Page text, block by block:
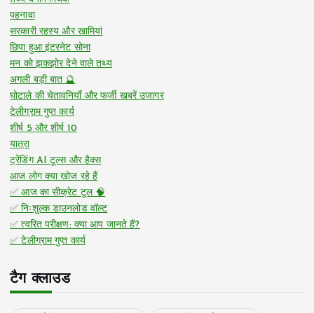
पहनावा
सरकारी रहस्य और खामियां
छिपा हुआ इंटरनेट सोना
मन को झकझोर देने वाले तथ्य
अगली बड़ी बात 🔮
घोटाले की चेतावनियाँ और फर्जी खबरें उजागर
टेलीग्राम गुप्त कार्य
शीर्ष 5 और शीर्ष 10
यात्रा
ट्रेंडिंग AI टूल्स और हैक्स
आज लोग क्या खोज रहे हैं
✅ आज का सीक्रेट टूल 🧠
✅ निःशुल्क डाउनलोड वॉल्ट
✅ त्वरित परीक्षण: क्या आप जानते हैं?
✅ टेलीग्राम गुप्त कार्य
टैग क्लाउड